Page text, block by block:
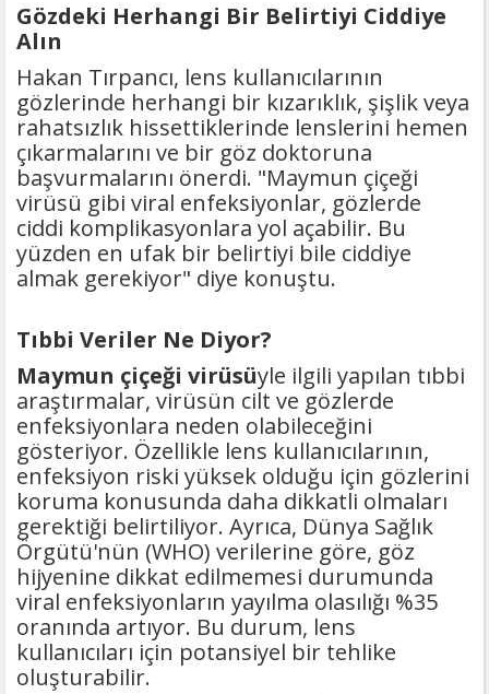
Gözdeki Herhangi Bir Belirtiyi Ciddiye
Alın
Hakan Tırpancı, lens kullanıcılarının
gözlerinde herhangi bir kızarıklık, şişlik veya
rahatsızlık hissettiklerinde lenslerini hemen
çıkarmalarını ve bir göz doktoruna
başvurmalarını önerdi. "Maymun çiçeği
virüsü gibi viral enfeksiyonlar, gözlerde
ciddi komplikasyonlara yol açabilir. Bu
yüzden en ufak bir belirtiyi bile ciddiye
almak gerekiyor" diye konuştu.
Tıbbi Veriler Ne Diyor?
Maymun çiçeği virüsüyle ilgili yapılan tıbbi
araştırmalar, virüsün cilt ve gözlerde
enfeksiyonlara neden olabileceğini
gösteriyor. Özellikle lens kullanıcılarının,
enfeksiyon riski yüksek olduğu için gözlerini
koruma konusunda daha dikkatli olmaları
gerektiği belirtiliyor. Ayrıca, Dünya Sağlık
Örgütü'nün (WHO) verilerine göre, göz
hijyenine dikkat edilmemesi durumunda
viral enfeksiyonların yayılma olasılığı %35
oranında artıyor. Bu durum, lens
kullanıcıları için potansiyel bir tehlike
oluşturabilir.